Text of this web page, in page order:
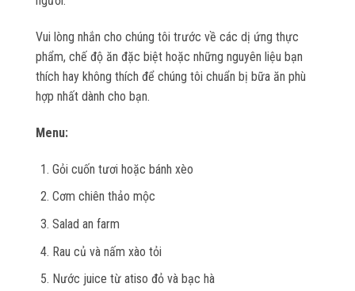
Vui lòng nhắn cho chúng tôi trước về các dị ứng thực
phẩm, chế độ ăn đặc biệt hoặc những nguyên liệu bạn
thích hay không thích để chúng tôi chuẩn bị bữa ăn phù
hợp nhất dành cho bạn.
Menu:
Gỏi cuốn tươi hoặc bánh xèo
Cơm chiên thảo mộc
Salad an farm
Rau củ và nấm xào tỏi
Nước juice từ atiso đỏ và bạc hà